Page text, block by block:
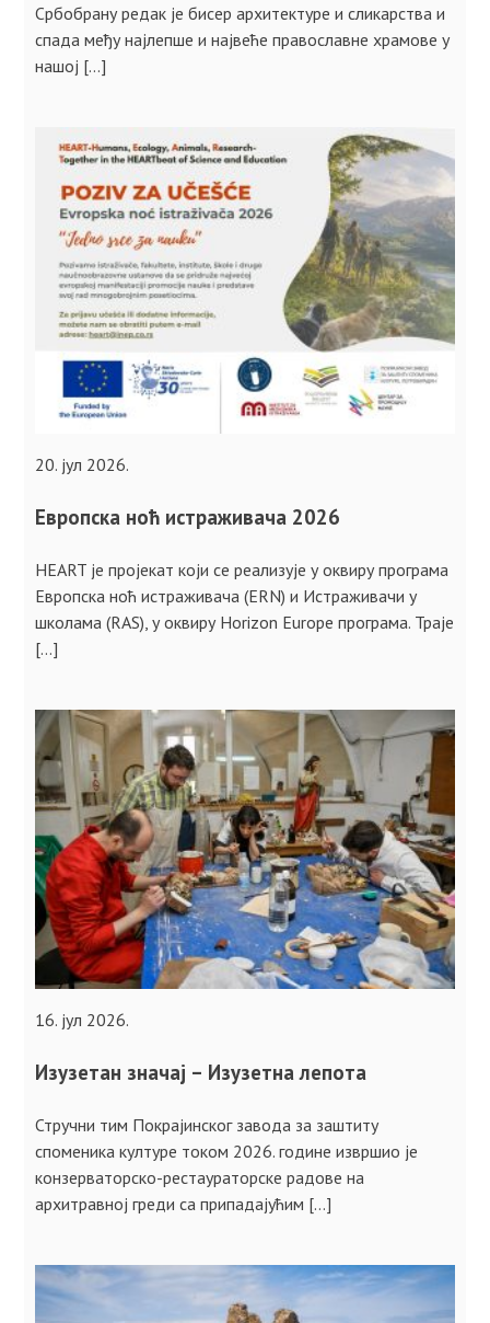
Србобрану редак је бисер архитектуре и сликарства и
спада међу најлепше и највеће православне храмове у
нашој […]
20. јул 2026.
Европска ноћ истраживача 2026
HEART је пројекат који се реализује у оквиру програма
Европска ноћ истраживача (ERN) и Истраживачи у
школама (RAS), у оквиру Horizon Europe програма. Траје
[…]
16. јул 2026.
Изузетан значај – Изузетна лепота
Стручни тим Покрајинског завода за заштиту
споменика културе током 2026. године извршио је
конзерваторско-рестаураторске радове на
архитравној греди са припадајућим […]